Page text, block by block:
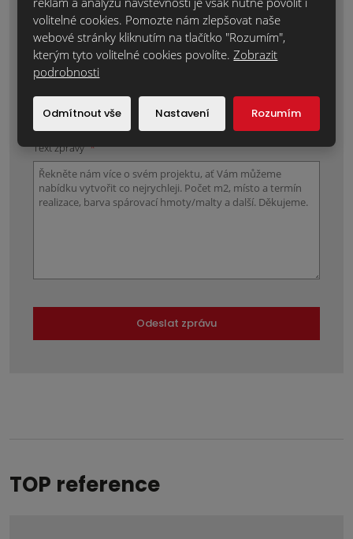
Místo realizace: *
Souhlasím se zpracovánímosobních údajů.
Text zprávy *
Odeslat zprávu
TOP reference
volitelné cookies. Pomozte nám zlepšovat naše
webové stránky kliknutím na tlačítko "Rozumím",
kterým tyto volitelné cookies povolíte. Zobrazit
podrobnosti
Odmítnout vše Nastavení Rozumím